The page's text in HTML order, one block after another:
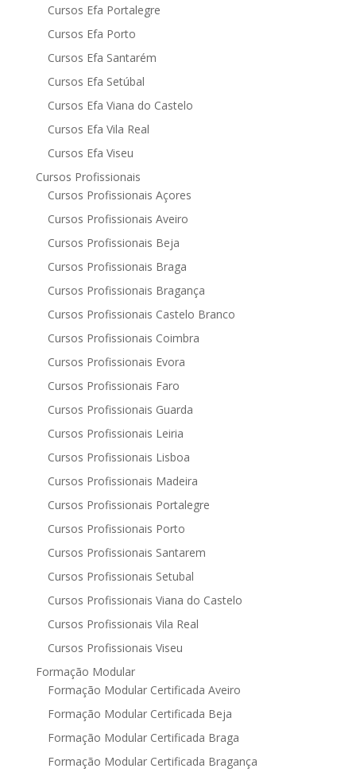
Cursos Efa Portalegre
Cursos Efa Porto
Cursos Efa Santarém
Cursos Efa Setúbal
Cursos Efa Viana do Castelo
Cursos Efa Vila Real
Cursos Efa Viseu
Cursos Profissionais
Cursos Profissionais Açores
Cursos Profissionais Aveiro
Cursos Profissionais Beja
Cursos Profissionais Braga
Cursos Profissionais Bragança
Cursos Profissionais Castelo Branco
Cursos Profissionais Coimbra
Cursos Profissionais Evora
Cursos Profissionais Faro
Cursos Profissionais Guarda
Cursos Profissionais Leiria
Cursos Profissionais Lisboa
Cursos Profissionais Madeira
Cursos Profissionais Portalegre
Cursos Profissionais Porto
Cursos Profissionais Santarem
Cursos Profissionais Setubal
Cursos Profissionais Viana do Castelo
Cursos Profissionais Vila Real
Cursos Profissionais Viseu
Formação Modular
Formação Modular Certificada Aveiro
Formação Modular Certificada Beja
Formação Modular Certificada Braga
Formação Modular Certificada Bragança